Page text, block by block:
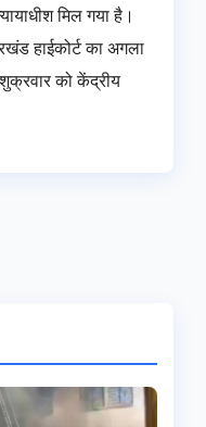
मिल गया है।
हाईकोर्ट का अगला
को केंद्रीय